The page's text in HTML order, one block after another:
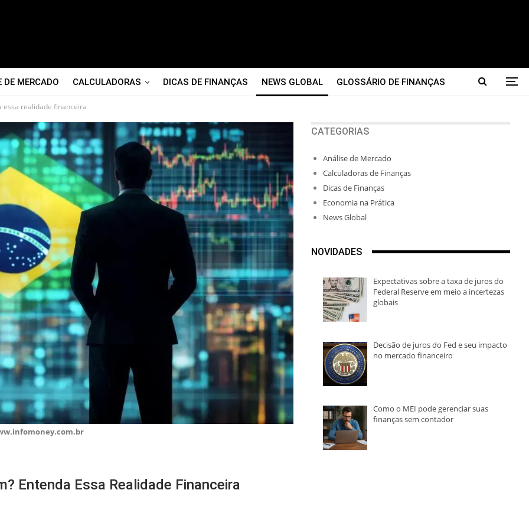
DE MERCADO CALCULADORAS DICAS DE FINANÇAS NEWS GLOBAL GLOSSÁRIO DE FINANÇAS
essa realidade financeira
Entenda Essa Realidade Financeira
CATEGORIAS
Análise de Mercado
Calculadoras de Finanças
Dicas de Finanças
Economia na Prática
News Global
NOVIDADES
Expectativas sobre a taxa de juros do
Federal Reserve em meio a incertezas
globais
Decisão de juros do Fed e seu impacto
no mercado financeiro
Como o MEI pode gerenciar suas
finanças sem contador